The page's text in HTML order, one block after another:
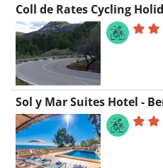
Sol y Mar Suites Hotel -